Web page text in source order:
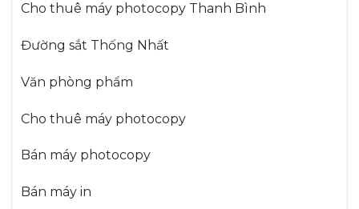
Cho thuê máy photocopy Thanh Bình
Đường sắt Thống Nhất
Văn phòng phẩm
Cho thuê máy photocopy
Bán máy photocopy
Bán máy in